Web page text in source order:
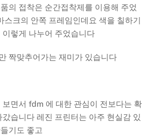
의 접착은 순간접착제를 이용해 주었
스크의 안쪽 프레임인데요 색을 칠하기
이렇게 나누어 주었습니다
짝맞추어가는 재미가 있습니다
보면서 fdm 에 대한 관심이 전보다는 확
습니다 레진 프린터는 아주 현실감 있
기도 좋고